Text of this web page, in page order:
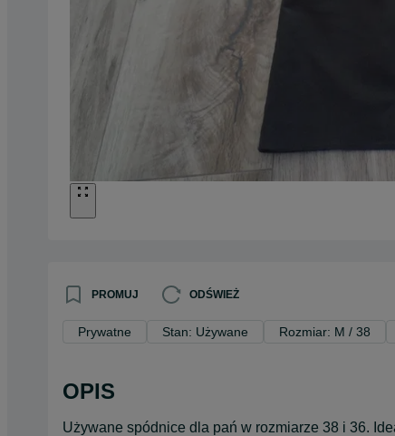
PROMUJ ODŚWIEŻ
Prywatne Stan: Używane Rozmiar: M / 38
OPIS
Używane spódnice dla pań w rozmiarze 38 i 36.